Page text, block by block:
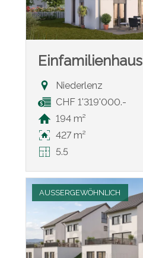
Einfamilienhaus
Niederlenz
CHF 1'319'000.-
194 m²
427 m²
5.5
AUSSERGEWÖHNLICH